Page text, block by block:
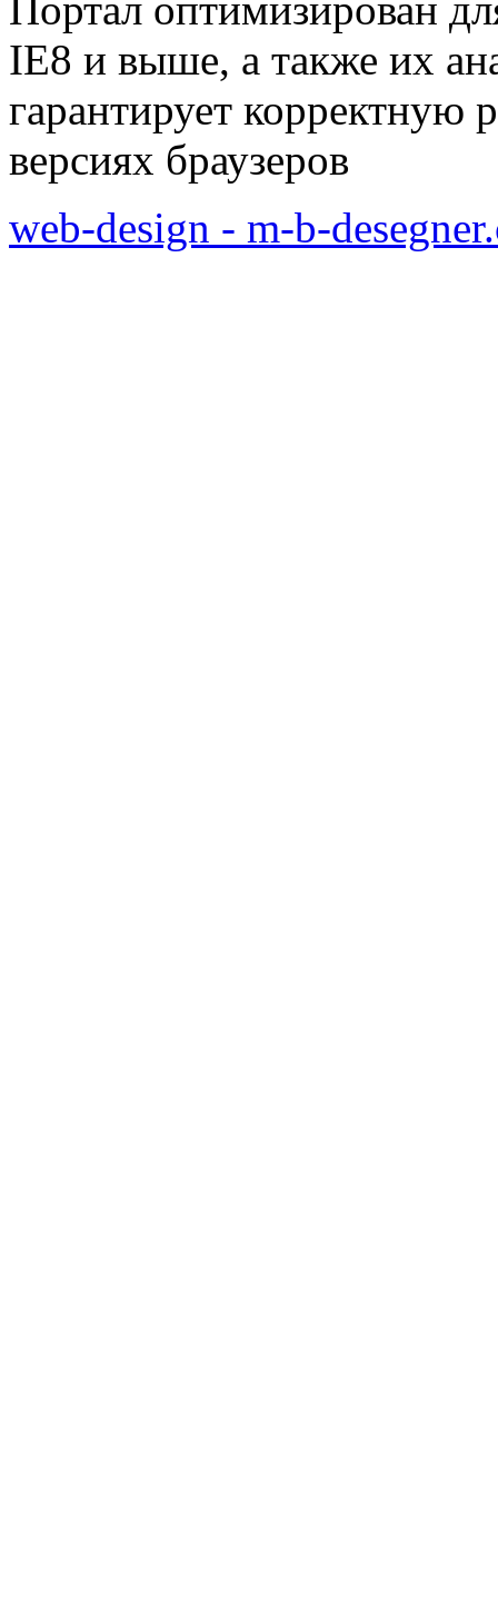
Портал оптимизирован
IE8 и выше, а также их
гарантирует корректную
версиях браузеров
web-design - m-b-